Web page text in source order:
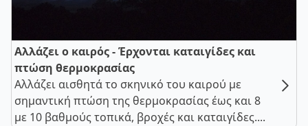
Αλλάζει ο καιρός - Έρχονται καταιγίδες και
πτώση θερμοκρασίας
Αλλάζει αισθητά το σκηνικό του καιρού με
σημαντική πτώση της θερμοκρασίας έως και 8
με 10 βαθμούς τοπικά, βροχές και καταιγίδες....